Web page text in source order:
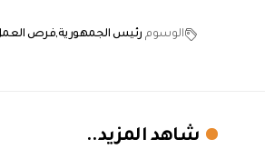
الوسوم رئيس الجمهورية فرص
شاهد المزيد..